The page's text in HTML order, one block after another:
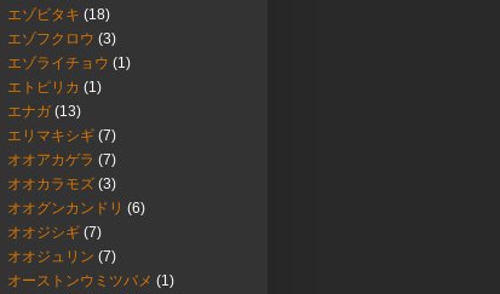
エゾビタキ (18)
エゾフクロウ (3)
エゾライチョウ (1)
エトピリカ (1)
エナガ (13)
エリマキシギ (7)
オオアカゲラ (7)
オオカラモズ (3)
オオグンカンドリ (6)
オオジシギ (7)
オオジュリン (7)
オーストンウミツバメ (1)